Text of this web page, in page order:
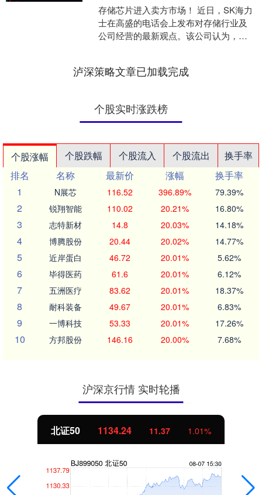
存储芯片进入卖方市场！ 近日，SK海力
士在高盛的电话会上发布对存储行业及
公司经营的最新观点。该公司认为，全
泸深策略文章已加载完成
个股实时涨跌榜
个股涨幅 个股跌幅 个股流入 个股流出
换手率
排名
名称 最新价 涨幅
换手率
1
N展芯 116.52 396.89% 79.39%
2 锐翔智能 110.02 20.21% 16.80%
3 志特新材 14.8 20.03% 14.18%
4 博腾股份 20.44 20.02% 14.77%
5 近岸蛋白 46.72 20.01% 5.62%
6 毕得医药 61.6 20.01% 6.12%
7 五洲医疗 83.62 20.01% 18.37%
8 耐科装备 49.67 20.01% 6.83%
9 一博科技 53.33 20.01% 17.26%
10 方邦股份 146.16 20.00% 7.68%
沪深京行情 实时轮播
北证50 1134.24 11.37 1.01%